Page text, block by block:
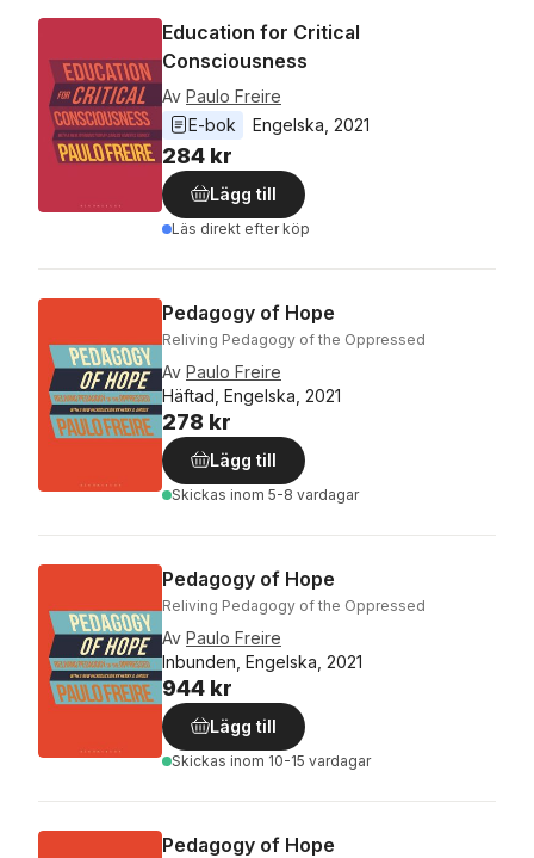
Education for Critical
Consciousness
Av Paulo Freire
E-bok
Engelska 2021
284 kr
Lägg till
Läs direkt efter köp
Pedagogy of Hope
Reliving Pedagogy of the Oppressed
Av Paulo Freire
Häftad, Engelska, 2021
278 kr
Lägg till
Skickas inom 5-8 vardagar
Pedagogy of Hope
Reliving Pedagogy of the Oppressed
Av Paulo Freire
Inbunden, Engelska, 2021
944 kr
Lägg till
Skickas inom 10-15 vardagar
Pedagogy of Hope